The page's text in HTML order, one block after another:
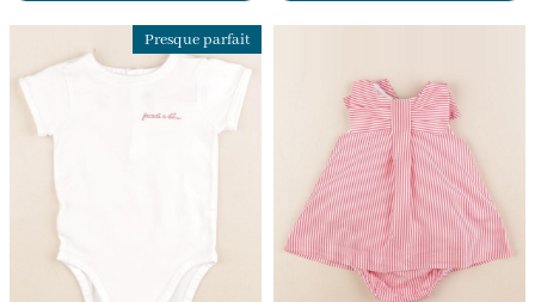
Presque parfait